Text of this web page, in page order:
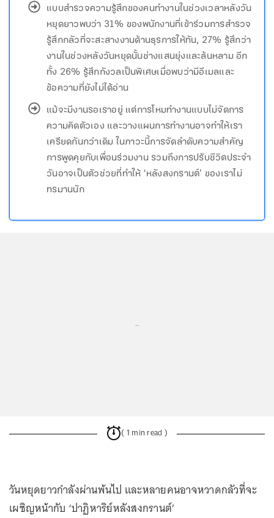
แบบสำรวจความรู้สึกของคนทำงานในช่วงเวลาหลังวัน
หยุดยาวพบว่า 31% ของพนักงานที่เข้าร่วมการสำรวจ
รู้สึกกลัวที่จะสะสางงานด้านธุรการให้ทัน, 27% รู้สึกว่า
งานในช่วงหลังวันหยุดนั้นช่างแสนยุ่งและล้นหลาม อีก
ทั้ง 26% รู้สึกกังวลเป็นพิเศษเมื่อพบว่ามีอีเมลและ
ข้อความที่ยังไม่ได้อ่าน
แม้จะมีงานรอเราอยู่ แต่การโหมทำงานแบบไม่จัดการ
ความคิดตัวเอง และวางแผนการทำงานอาจทำให้เรา
เครียดกันกว่าเดิม ในภาวะนี้การจัดลำดับความสำคัญ
การพูดคุยกับเพื่อนร่วมงาน รวมถึงการปรับชีวิตประจำ
วันอาจเป็นตัวช่วยที่ทำให้ ‘หลังสงกรานต์’ ของเราไม่
ทรมานนัก
...
( 1 min read )
วันหยุดยาวกำลังผ่านพ้นไป และหลายคนอาจหวาดกลัวที่จะ
เผชิญหน้ากับ ‘ปาฏิหาริย์หลังสงกรานต์’